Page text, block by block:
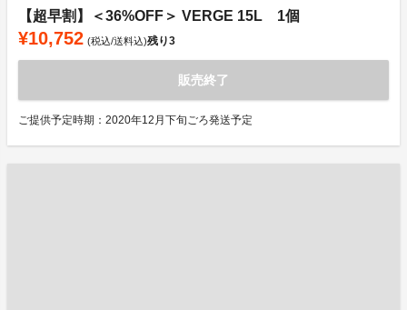
【超早割】＜36%OFF＞ VERGE 15L 1個
¥10,752 (税込/送料込)残り3
販売終了
ご提供予定時期：2020年12月下旬ごろ発送予定